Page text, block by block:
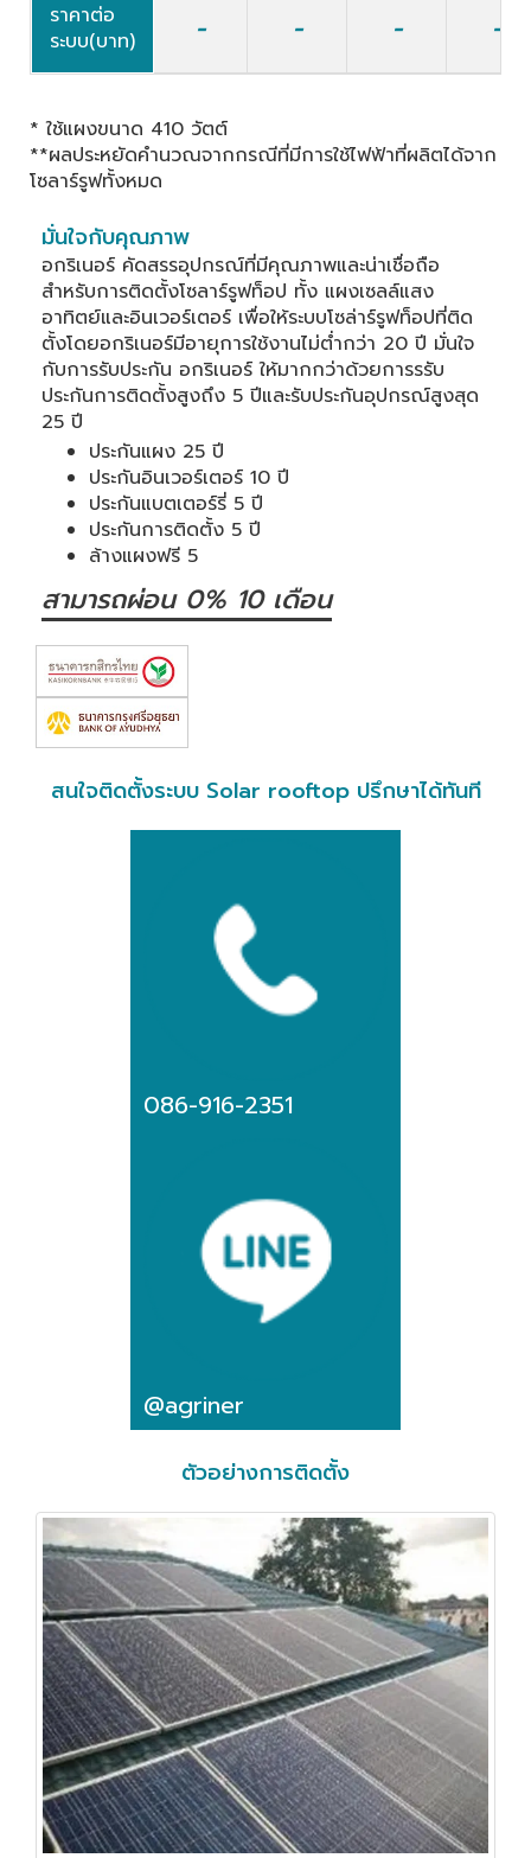
ราคาต่อ
ระบบ(บาท)
- - - -
* ใช้แผงขนาด 410 วัตต์
**ผลประหยัดคำนวณจากกรณีที่มีการใช้ไฟฟ้าที่ผลิตได้จาก
โซลาร์รูฟทั้งหมด
มั่นใจกับคุณภาพ
อกริเนอร์ คัดสรรอุปกรณ์ที่มีคุณภาพและน่าเชื่อถือ
สำหรับการติดตั้งโซลาร์รูฟท็อป ทั้ง แผงเซลล์แสง
อาทิตย์และอินเวอร์เตอร์ เพื่อให้ระบบโซล่าร์รูฟท็อปที่ติด
ตั้งโดยอกริเนอร์มีอายุการใช้งานไม่ต่ำกว่า 20 ปี มั่นใจ
กับการรับประกัน อกริเนอร์ ให้มากกว่าด้วยการรรับ
ประกันการติดตั้งสูงถึง 5 ปีและรับประกันอุปกรณ์สูงสุด
25 ปี
ประกันแผง 25 ปี
ประกันอินเวอร์เตอร์ 10 ปี
ประกันแบตเตอร์รี่ 5 ปี
ประกันการติดตั้ง 5 ปี
ล้างแผงฟรี 5
สามารถผ่อน 0% 10 เดือน
สนใจติดตั้งระบบ Solar rooftop ปรึกษาได้ทันที
086-916-2351
@agriner
ตัวอย่างการติดตั้ง